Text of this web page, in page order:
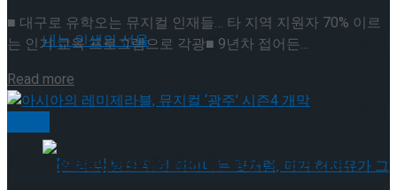
[인터뷰] 은반 위의 예술가, 피겨 안무가 신예지
가 그려내는 인생의 선율
[인터뷰] 은반 위의 예술가, 피겨 안무가 신예지
가 그려내는 인생의 선율
■ 대구로 유학오는 뮤지컬 인재들… 타 지역 지원자 70% 이르
는 인기 교육 프로그램으로 각광■ 9년차 접어든...
Read more
아시아의 레미제라블, 뮤지컬 ‘광주’ 시즌4 개막